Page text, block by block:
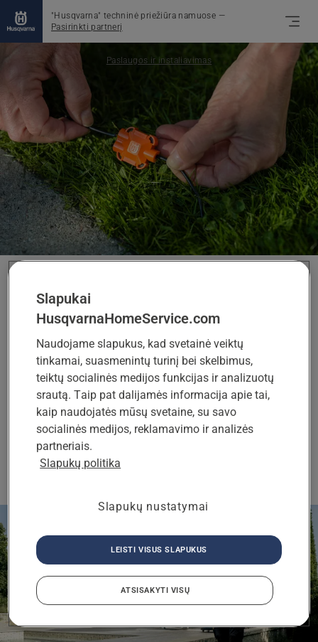
"Husqvarna" techninė priežiūra namuose —
Pasirinkti partnerį
Paslaugos ir instaliavimas
Mėlynai mirksinti įkrovimo stotelės lemputė ir
pranešimas „nėra kontūro signalo“ programėlėje
arba roboto vejapjovės ekrane gali reikšti, kad
kabelis nutrūkęs. Nesijaudinkite dėl nutrūkusio
kabelio, leiskite partneriui nustatyti problemą ir
suremontuoti kontūro kabelį.
Slapukai
HusqvarnaHomeService.com
Naudojame slapukus, kad svetainė veiktų
tinkamai, suasmenintų turinį bei skelbimus,
teiktų socialinės medijos funkcijas ir analizuotų
srautą. Taip pat dalijamės informacija apie tai,
kaip naudojatės mūsų svetaine, su savo
socialinės medijos, reklamavimo ir analizės
partneriais.
Slapukų politika
Slapukų nustatymai
ATSISAKYTI VISŲ
LEISTI VISUS SLAPUKUS